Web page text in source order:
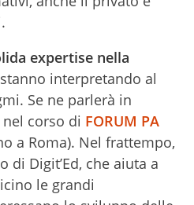
expertise nella
stanno interpretando al
Se ne parlerà in
corso di FORUM PA
a Roma). Nel frattempo,
di Digit’Ed, che aiuta a
le grandi